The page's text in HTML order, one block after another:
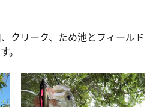
クリーク、ため池とフィールド
。